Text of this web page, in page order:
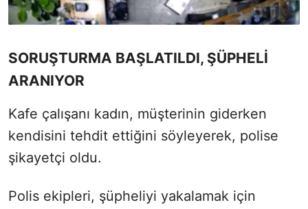
SORUŞTURMA BAŞLATILDI, ŞÜPHELİ
ARANIYOR
Kafe çalışanı kadın, müşterinin giderken
kendisini tehdit ettiğini söyleyerek, polise
şikayetçi oldu.
Polis ekipleri, şüpheliyi yakalamak için